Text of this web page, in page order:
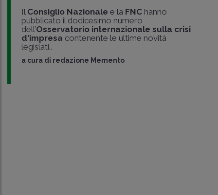
Il Consiglio Nazionale e la FNChanno
pubblicato il dodicesimo numero
dell’Osservatorio internazionale sulla crisi
d'impresa contenente le ultime novità
legislati..
a cura di redazione Memento